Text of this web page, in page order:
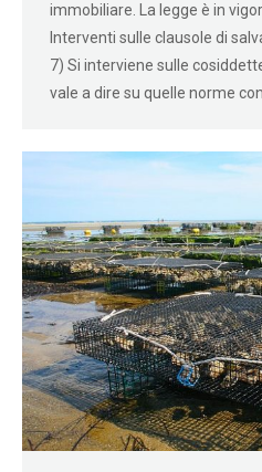
immobiliare. La legge è in
Interventi sulle clausole di
7) Si interviene sulle
vale a dire su quelle norme con